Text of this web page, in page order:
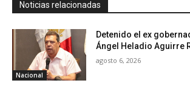
Noticias relacionadas
Nacional
Detenido el ex
Ángel Heladio Aguirre
agosto 6, 2026